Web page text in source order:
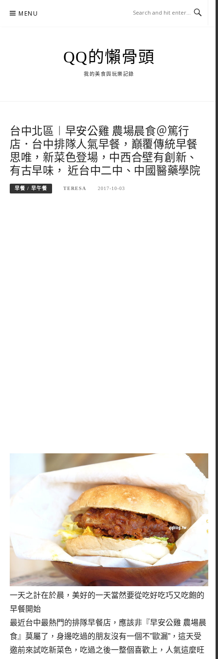
MENU
QQ的懶骨頭
我的美食與玩樂記錄
台中北區︱早安公雞 農場晨食＠篤行
店．台中排隊人氣早餐，巔覆傳統早餐
思唯，新菜色登場，中西合壁有創新、
有古早味， 近台中二中、中國醫藥學院
早餐 / 早午餐 TERESA 2017-10-03
一天之計在於晨，美好的一天當然要從吃好吃巧又吃飽的
早餐開始
最近台中最熱門的排隊早餐店，應該非『早安公雞 農場晨
食』莫屬了，身邊吃過的朋友沒有一個不”歐漏”，這天受
邀前來試吃新菜色，吃過之後一整個喜歡上，人氣這麼旺